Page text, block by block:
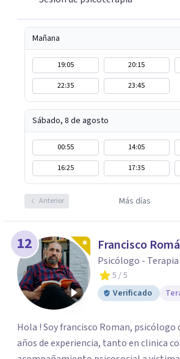
Mañana
19:05 20:15
22:35
23:45
Sábado, 8 de agosto
00:55 14:05
16:25
17:35
Anterior Más días
12 Francisco
Psicólogo -
5 / 5
Verificado
Hola ! Soy francisco Roman, psicólogo
años de experiencia, tanto en clinica